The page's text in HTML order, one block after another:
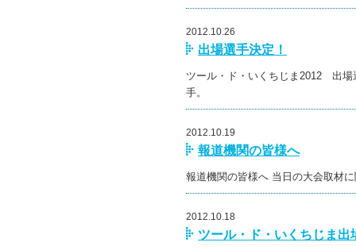
2012.10.26
出場選手決定！
ツール・ド・いくちじま2012 出場
手。
2012.10.19
報道機関の皆様へ
報道機関の皆様へ 当日の大会取材
2012.10.18
ツール・ド・いくちじま出